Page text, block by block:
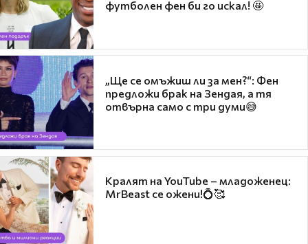
футболен фен би го искал! 🤩
„Ще се омъжиш ли за мен?“: Фен
предложи брак на Зендая, а тя
отвърна само с три думи😅
Кралят на YouTube – младоженец:
MrBeast се ожени!💍🥰